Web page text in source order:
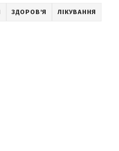
ЗДОРОВ'Я ЛІКУВАННЯ